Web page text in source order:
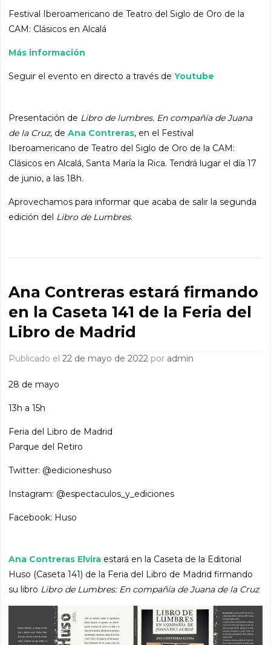
Festival Iberoamericano de Teatro del Siglo de Oro de la
CAM: Clásicos en Alcalá
Más información
Seguir el evento en directo a través deYoutube
Presentación de Libro de lumbres. En compañía de Juana
de la Cruz, deAna Contreras, en el Festival
Iberoamericano de Teatro del Siglo de Oro de la CAM:
Clásicos en Alcalá, Santa María la Rica. Tendrá lugar el día 17
de junio, a las 18h.
Aprovechamos para informar que acaba de salir la segunda
edición del Libro de Lumbres.
Ana Contreras estará firmando
en la Caseta 141 de la Feria del
Libro de Madrid
Publicado el22 de mayo de 2022 por admin
28 de mayo
13h a 15h
Feria del Libro de Madrid
Parque del Retiro
Twitter: @edicioneshuso
Instagram: @espectaculos_y_ediciones
Facebook: Huso
Ana Contreras Elvira estará en la Caseta de la Editorial
Huso (Caseta 141) de la Feria del Libro de Madrid firmando
su libro Libro de Lumbres: En compañía de Juana de la Cruz